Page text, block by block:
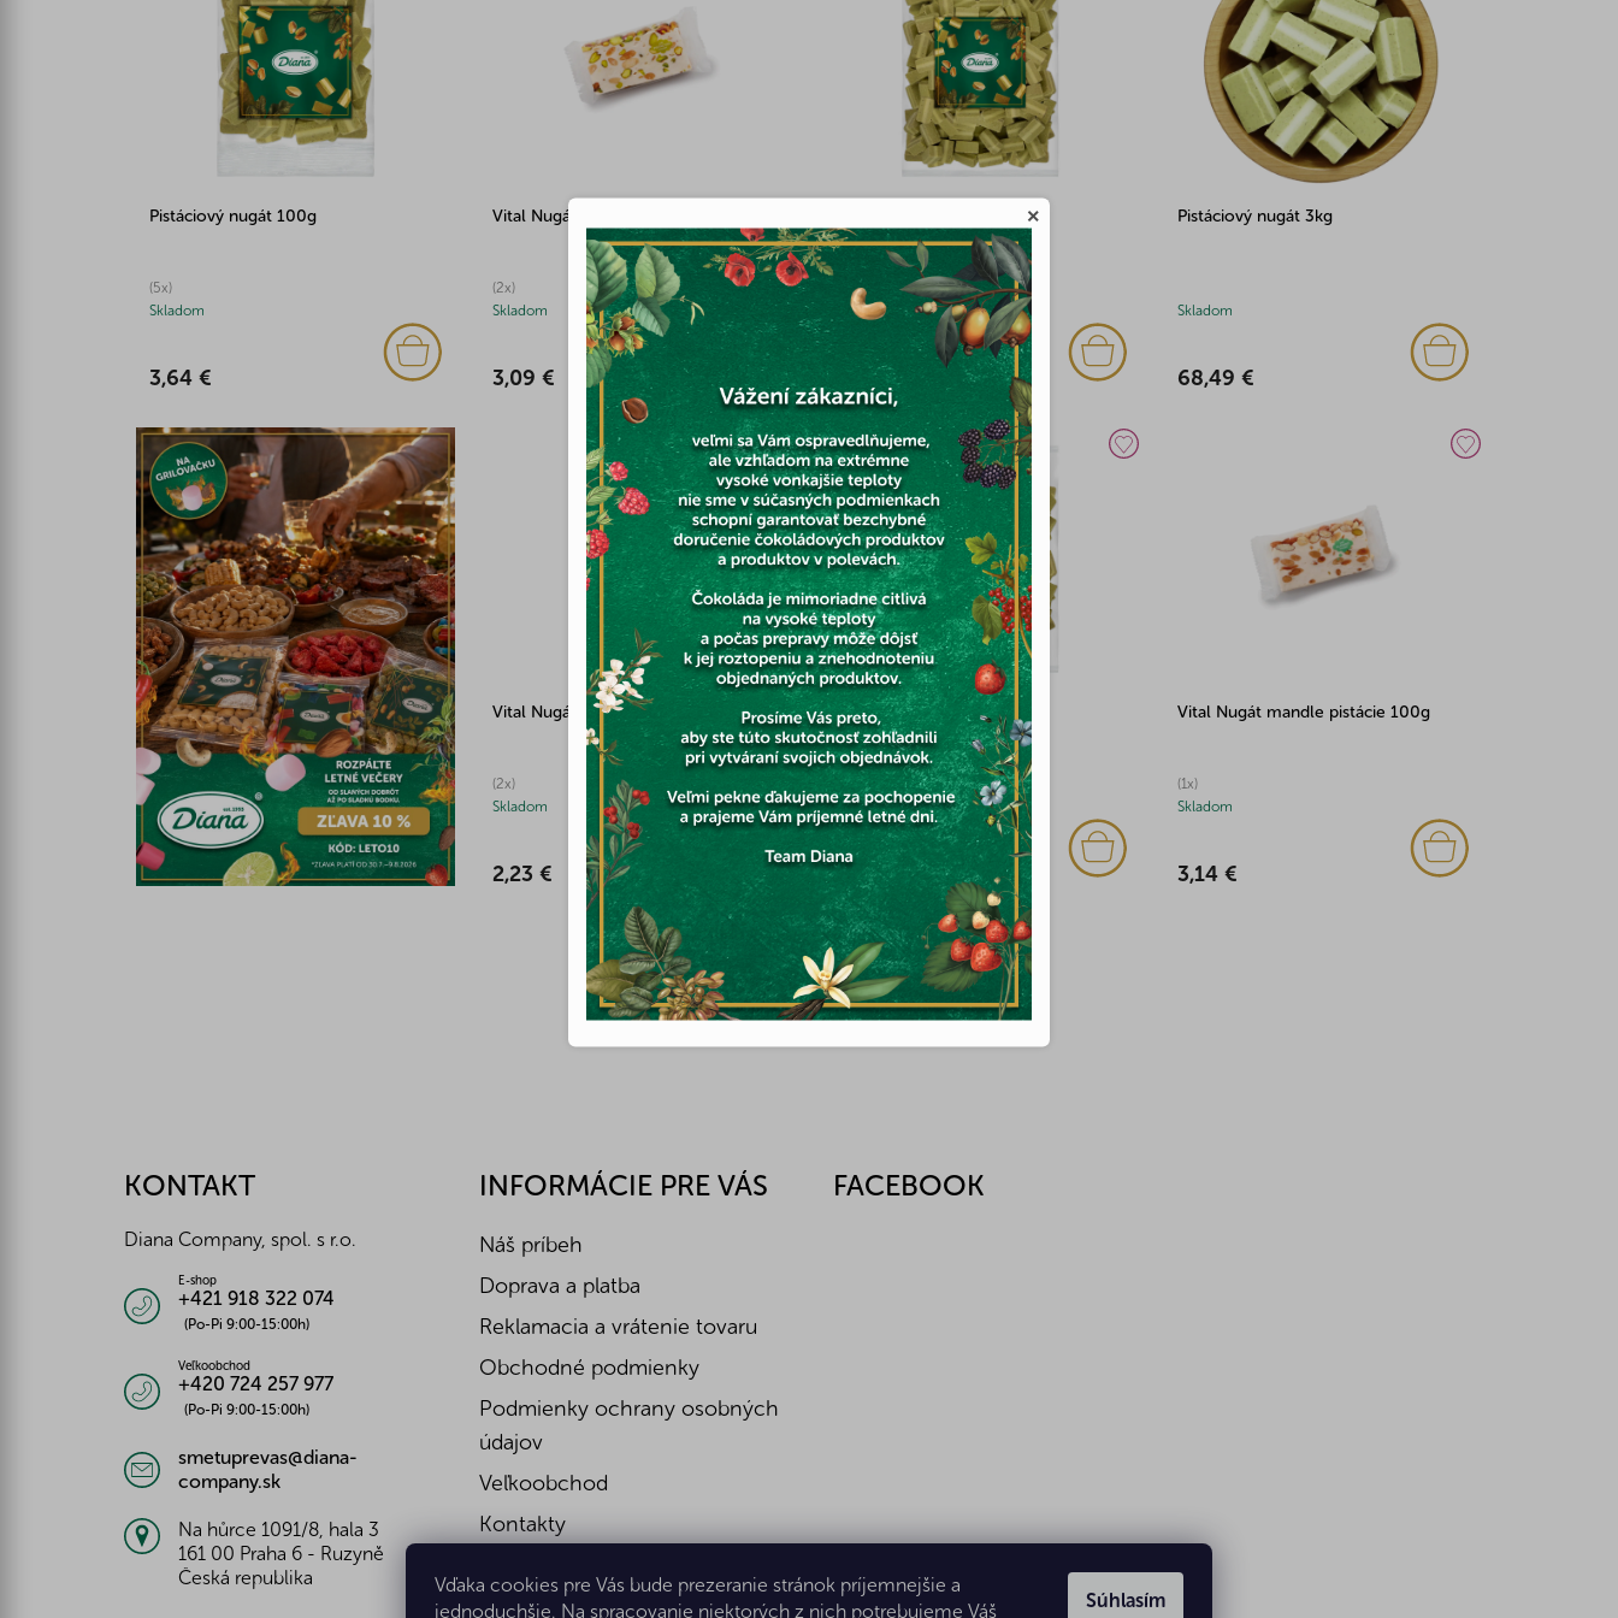
Vďaka cookies pre Vás bude prezeranie stránok príjemnejšie a
jednoduchšie. Na spracovanie niektorých z nich potrebujeme Váš
Súhlasím
Pistáciový nugát 100g
(5x)
Skladom
3,64 €
Vital Nugát pistácie 100g
(2x)
Skladom
3,09 €
(5x)
Skladom
30,52 €
Pistáciový nugát 3kg
Skladom
68,49 €
Vital Nugát mandle pistácie 75g
(2x)
Skladom
2,23 €
Pistáciový nugát 500g
(3x)
Skladom
17,16 €
Vital Nugát mandle pistácie 100g
(1x)
Skladom
3,14 €
Výsledky 0 - 7 z 7
KONTAKT
Diana Company, spol. s r.o.
E-shop
+421 918 322 074
(Po-Pi 9:00-15:00h)
Veľkoobchod
+420 724 257 977
(Po-Pi 9:00-15:00h)
smetuprevas@diana-
company.sk
Na hůrce 1091/8, hala 3
161 00 Praha 6 - Ruzyně
Česká republika
INFORMÁCIE PRE VÁS
Náš príbeh
Doprava a platba
Reklamacia a vrátenie tovaru
Obchodné podmienky
Podmienky ochrany osobných
údajov
Veľkoobchod
Kontakty
FACEBOOK
×